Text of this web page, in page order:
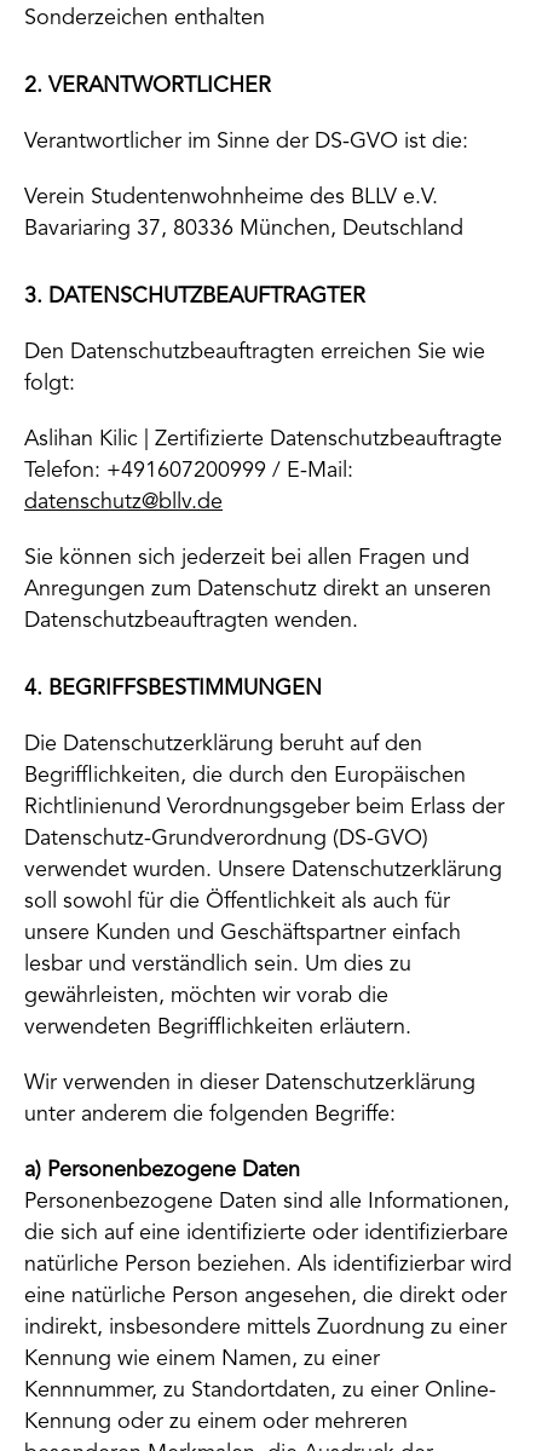
Sonderzeichen enthalten
2. VERANTWORTLICHER
Verantwortlicher im Sinne der DS-GVO ist die:
Verein Studentenwohnheime des BLLV e.V.
Bavariaring 37, 80336 München, Deutschland
3. DATENSCHUTZBEAUFTRAGTER
Den Datenschutzbeauftragten erreichen Sie wie
folgt:
Aslihan Kilic | Zertifizierte Datenschutzbeauftragte
Telefon: +491607200999 / E-Mail:
datenschutz@bllv.de
Sie können sich jederzeit bei allen Fragen und
Anregungen zum Datenschutz direkt an unseren
Datenschutzbeauftragten wenden.
4. BEGRIFFSBESTIMMUNGEN
Die Datenschutzerklärung beruht auf den
Begrifflichkeiten, die durch den Europäischen
Richtlinienund Verordnungsgeber beim Erlass der
Datenschutz-Grundverordnung (DS-GVO)
verwendet wurden. Unsere Datenschutzerklärung
soll sowohl für die Öffentlichkeit als auch für
unsere Kunden und Geschäftspartner einfach
lesbar und verständlich sein. Um dies zu
gewährleisten, möchten wir vorab die
verwendeten Begrifflichkeiten erläutern.
Wir verwenden in dieser Datenschutzerklärung
unter anderem die folgenden Begriffe:
a) Personenbezogene Daten
Personenbezogene Daten sind alle Informationen,
die sich auf eine identifizierte oder identifizierbare
natürliche Person beziehen. Als identifizierbar wird
eine natürliche Person angesehen, die direkt oder
indirekt, insbesondere mittels Zuordnung zu einer
Kennung wie einem Namen, zu einer
Kennnummer, zu Standortdaten, zu einer Online-
Kennung oder zu einem oder mehreren